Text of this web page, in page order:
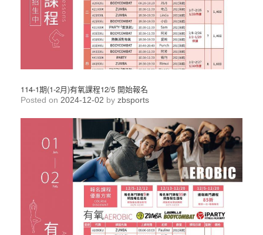
114-1期(1-2月)有氧課程12/5 開始報名
Posted on 2024-12-02 by zbsports